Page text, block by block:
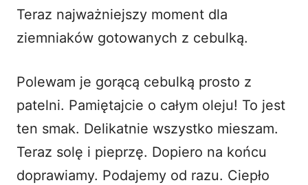
Teraz najważniejszy moment dla
ziemniaków gotowanych z cebulką.
Polewam je gorącą cebulką prosto z
patelni. Pamiętajcie o całym oleju! To jest
ten smak. Delikatnie wszystko mieszam.
Teraz solę i pieprzę. Dopiero na końcu
doprawiamy. Podajemy od razu. Ciepło